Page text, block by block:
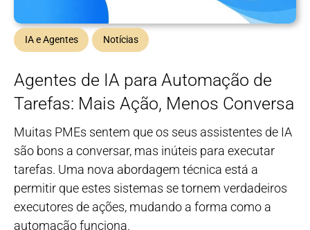
IA e Agentes Notícias
Agentes de IA para Automação de
Tarefas: Mais Ação, Menos Conversa
Muitas PMEs sentem que os seus assistentes de IA
são bons a conversar, mas inúteis para executar
tarefas. Uma nova abordagem técnica está a
permitir que estes sistemas se tornem verdadeiros
executores de ações, mudando a forma como a
automação funciona.